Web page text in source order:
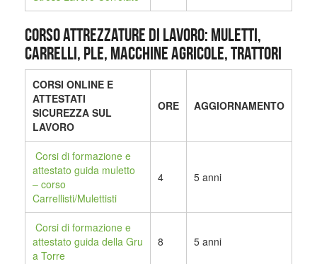
CORSO ATTREZZATURE DI LAVORO: MULETTI,
CARRELLI, PLE, MACCHINE AGRICOLE, TRATTORI
CORSI ONLINE E
ATTESTATI
SICUREZZA SUL
LAVORO
ORE AGGIORNAMENTO
Corsi di formazione e
attestato guida muletto
– corso
Carrellisti/Mulettisti
4 5 anni
Corsi di formazione e
attestato guida della Gru
a Torre
8 5 anni